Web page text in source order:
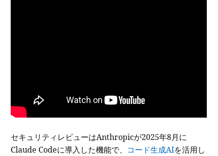
セキュリティレビューはAnthropicが2025年8月に
Claude Codeに導入した機能で、 コード生成AIを活用し